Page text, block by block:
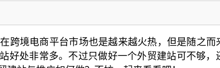
跨境电商平台市场也是越来越火热，但是随之
好处非常多。不过只做好一个外贸建站可不够